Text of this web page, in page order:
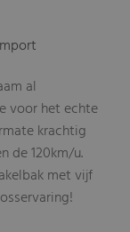
al
voor het echte
krachtig
de 120km/u.
met vijf